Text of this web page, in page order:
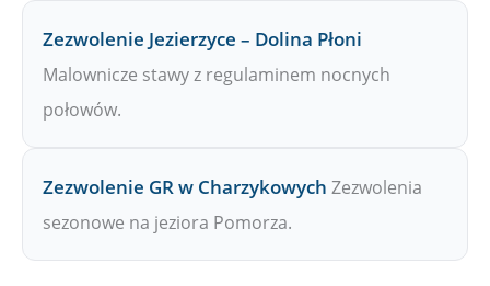
Zezwolenie Jezierzyce – Dolina Płoni
Malownicze stawy z regulaminem nocnych
połowów.
Zezwolenie GR w Charzykowych Zezwolenia
sezonowe na jeziora Pomorza.